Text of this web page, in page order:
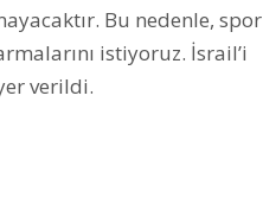
Bu nedenle, spor
istiyoruz. İsrail’i
verildi.